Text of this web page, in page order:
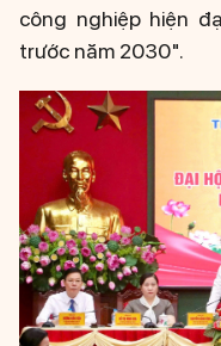
công nghiệp hiện
trước năm 2030".